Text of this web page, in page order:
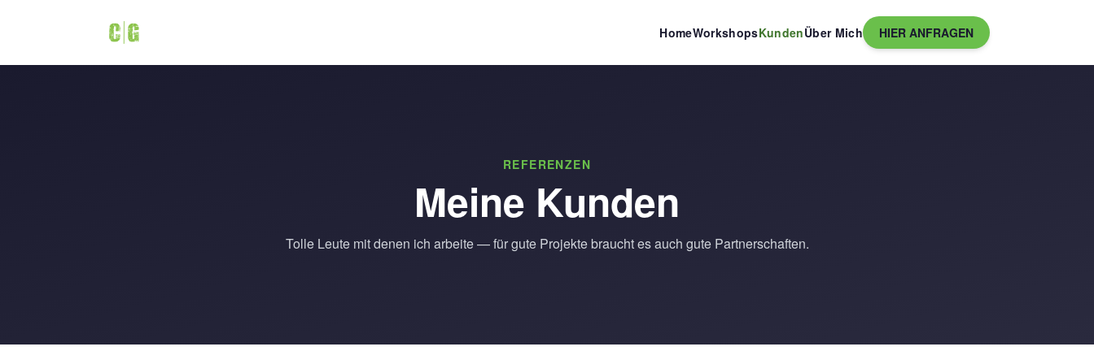
HomeWorkshopsKundenÜber Mich HIER ANFRAGEN
REFERENZEN
Meine Kunden
Tolle Leute mit denen ich arbeite — für gute Projekte braucht es auch gute Partnerschaften.